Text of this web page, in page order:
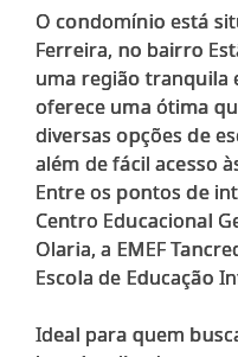
O condomínio está
Ferreira, no bairro
uma região tranquila
oferece uma ótima
diversas opções de
além de fácil acesso
Entre os pontos de
Centro Educacional
Olaria, a EMEF
Escola de Educação
Ideal para quem